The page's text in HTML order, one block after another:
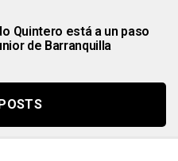
Quintero está a un paso
de Barranquilla